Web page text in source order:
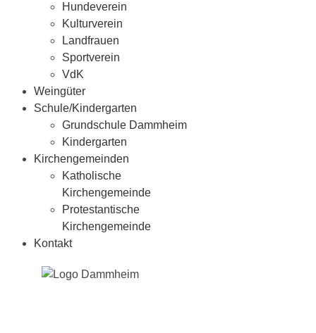
Hundeverein
Kulturverein
Landfrauen
Sportverein
VdK
Weingüter
Schule/Kindergarten
Grundschule Dammheim
Kindergarten
Kirchengemeinden
Katholische
Kirchengemeinde
Protestantische
Kirchengemeinde
Kontakt